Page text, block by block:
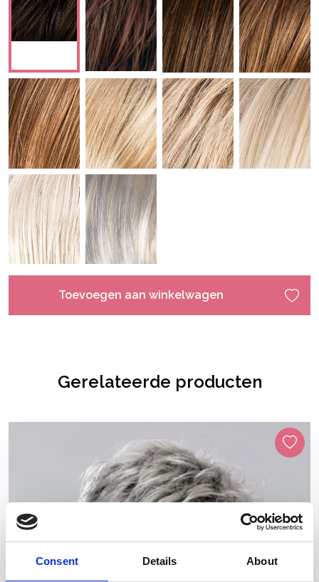
Consent Details About
Toevoegen aan winkelwagen
Gerelateerde producten